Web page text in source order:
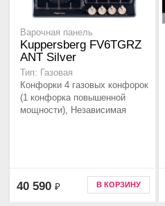
Варочная панель
Kuppersberg FV6TGRZ
ANT Silver
Тип: Газовая
Конфорки 4 газовых конфорок
(1 конфорка повышенной
мощности), Независимая
40 590 ₽ В КОРЗИНУ